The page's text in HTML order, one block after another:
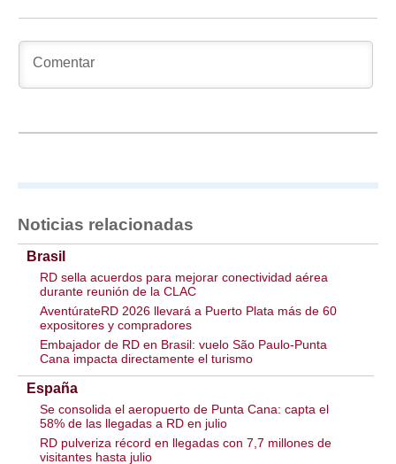
Noticias relacionadas
Brasil
RD sella acuerdos para mejorar conectividad aérea
durante reunión de la CLAC
AventúrateRD 2026 llevará a Puerto Plata más de 60
expositores y compradores
Embajador de RD en Brasil: vuelo São Paulo-Punta
Cana impacta directamente el turismo
España
Se consolida el aeropuerto de Punta Cana: capta el
58% de las llegadas a RD en julio
RD pulveriza récord en llegadas con 7,7 millones de
visitantes hasta julio